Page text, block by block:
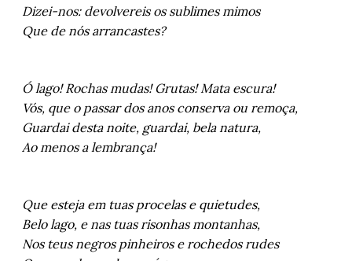
Dizei-nos: devolvereis os sublimes mimos
Que de nós arrancastes?
Ó lago! Rochas mudas! Grutas! Mata escura!
Vós, que o passar dos anos conserva ou remoça,
Guardai desta noite, guardai, bela natura,
Ao menos a lembrança!
Que esteja em tuas procelas e quietudes,
Belo lago, e nas tuas risonhas montanhas,
Nos teus negros pinheiros e rochedos rudes